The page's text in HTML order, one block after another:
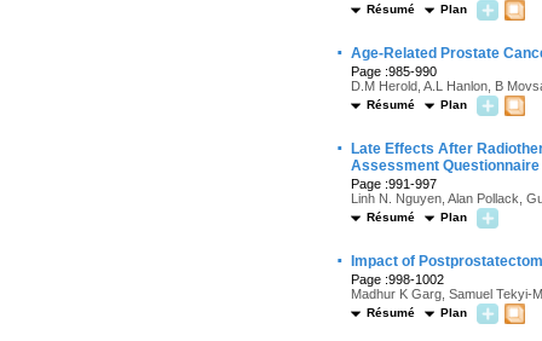
Résumé Plan
· Age-Related Prostate
Page :985-990
D.M Herold, A.L Hanlon, B
Résumé Plan
·
Late Effects After
Assessment Questionnaire
Page :991-997
Linh N. Nguyen, Alan Pollack,
Résumé Plan
· Impact of
Page :998-1002
Madhur K Garg, Samuel Tekyi-
Résumé Plan